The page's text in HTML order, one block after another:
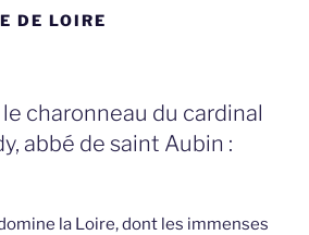
DE LOIRE
charonneau du cardinal
abbé de saint Aubin :
la Loire, dont les immenses